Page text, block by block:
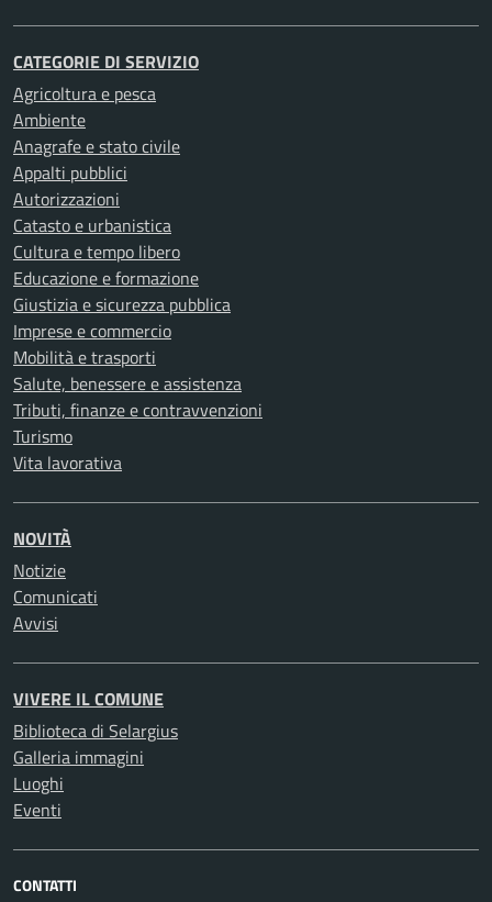
CATEGORIE DI SERVIZIO
Agricoltura e pesca
Ambiente
Anagrafe e stato civile
Appalti pubblici
Autorizzazioni
Catasto e urbanistica
Cultura e tempo libero
Educazione e formazione
Giustizia e sicurezza pubblica
Imprese e commercio
Mobilità e trasporti
Salute, benessere e assistenza
Tributi, finanze e contravvenzioni
Turismo
Vita lavorativa
NOVITÀ
Notizie
Comunicati
Avvisi
VIVERE IL COMUNE
Biblioteca di Selargius
Galleria immagini
Luoghi
Eventi
CONTATTI